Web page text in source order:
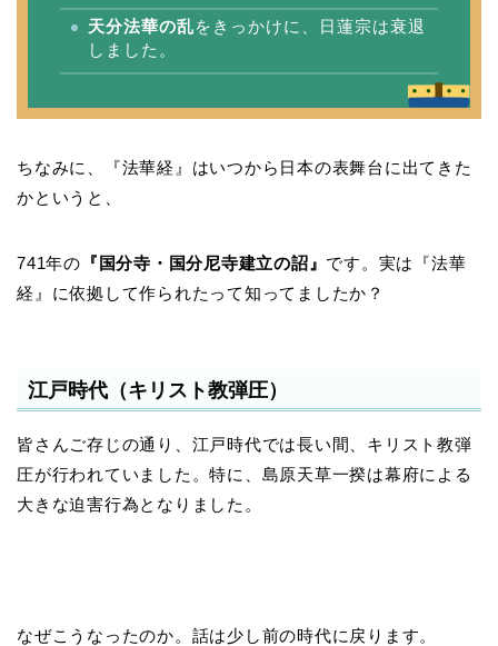
天分法華の乱をきっかけに、日蓮宗は衰退
しました。
ちなみに、『法華経』はいつから日本の表舞台に出てきた
かというと、
741年の 『国分寺・国分尼寺建立の詔』 です。実は『法華
経』に依拠して作られたって知ってましたか？
江戸時代（キリスト教弾圧）
皆さんご存じの通り、江戸時代では長い間、キリスト教弾
圧が行われていました。特に、島原天草一揆は幕府による
大きな迫害行為となりました。
なぜこうなったのか。話は少し前の時代に戻ります。